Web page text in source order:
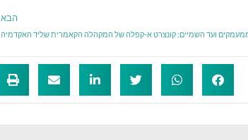
הבא
ועד השמיים: קונצרט א-קפלה של המקהלה הקאמרית שליד האקדמיה